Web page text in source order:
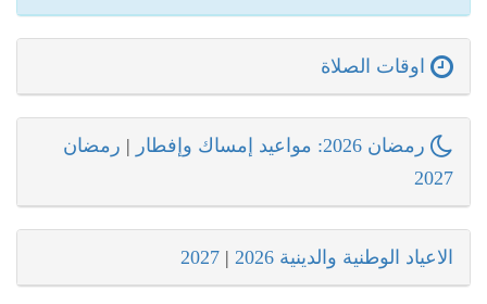
اوقات الصلاة
رمضان 2026: مواعيد إمساك وإفطار | رمضان
2027
الاعياد الوطنية والدينية 2026 |
2027